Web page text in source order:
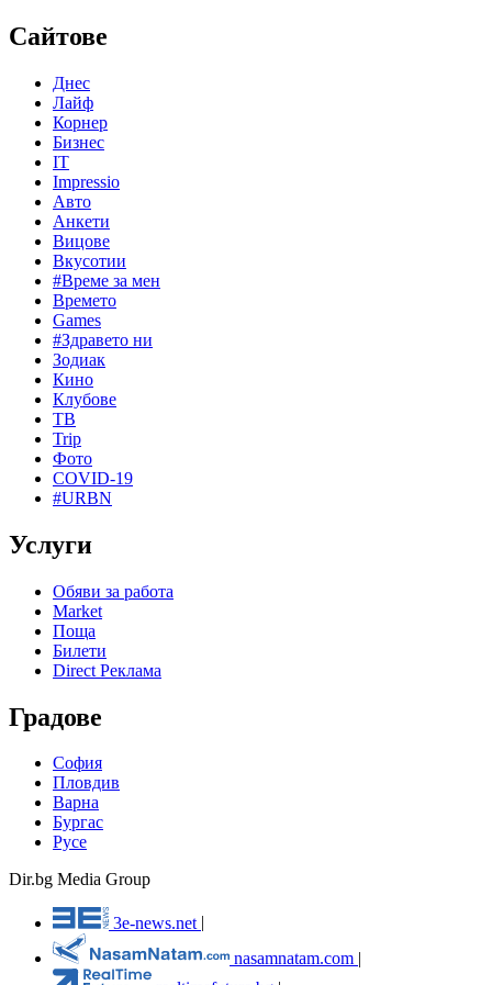
Сайтове
Днес
Лайф
Корнер
Бизнес
IT
Impressio
Авто
Анкети
Вицове
Вкусотии
#Време за мен
Времето
Games
#Здравето ни
Зодиак
Кино
Клубове
ТВ
Trip
Фото
COVID-19
#URBN
Услуги
Обяви за работа
Market
Поща
Билети
Direct Реклама
Градове
София
Пловдив
Варна
Бургас
Русе
Dir.bg Media Group
3e-news.net
nasamnatam.com |